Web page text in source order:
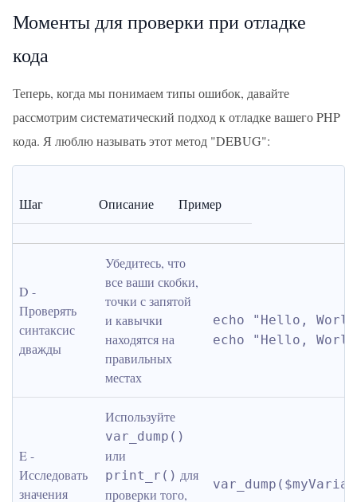
Моменты для проверки при отладке
кода
Теперь, когда мы понимаем типы ошибок, давайте
рассмотрим систематический подход к отладке вашего PHP
кода. Я люблю называть этот метод "DEBUG":
Шаг Описание Пример
D -
Проверять
синтаксис
дважды
Убедитесь, что
все ваши скобки,
точки с запятой
и кавычки
находятся на
правильных
местах
echo "Hello,
echo "Hello,
E -
Исследовать
значения
var_dump()
print_r() для
проверки того,